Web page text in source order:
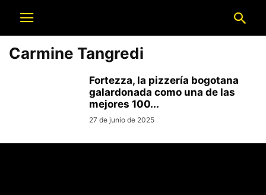
Carmine Tangredi
Fortezza, la pizzería bogotana
galardonada como una de las
mejores 100...
27 de junio de 2025